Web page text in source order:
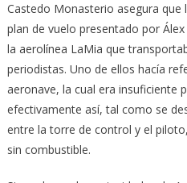
Castedo Monasterio asegura que
plan de vuelo presentado por
la aerolínea LaMia que
periodistas. Uno de ellos hacía
aeronave, la cual era insuficiente
efectivamente así, tal como se
entre la torre de control y el
sin combustible.